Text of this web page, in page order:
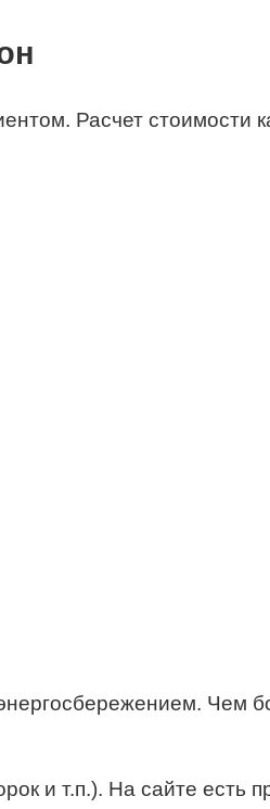
Расчет стоимости
Чем
и т.п.). На сайте есть